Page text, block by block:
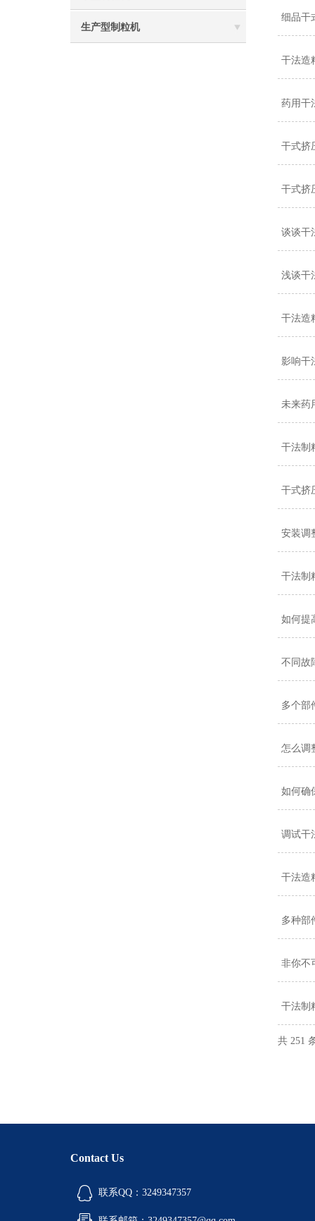
生产型制粒机
细品干
干法造
药用干
干式挤
干式挤
谈谈干
浅谈干
干法造
影响干
未来药
干法制
干式挤
安装调
干法制
如何提
不同故
多个部
怎么调
如何确
调试干
干法造
多种部
非你不
干法制
共 251
Contact Us
联系QQ：3249347357